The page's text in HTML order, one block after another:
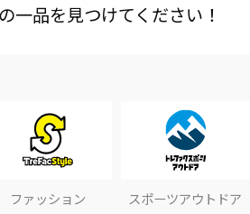
一品を見つけてください！
ファッション
スポーツアウトドア